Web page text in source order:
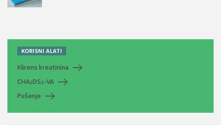
KORISNI ALATI
Klirens kreatinina
CHA2DS2-VA
Pušenje